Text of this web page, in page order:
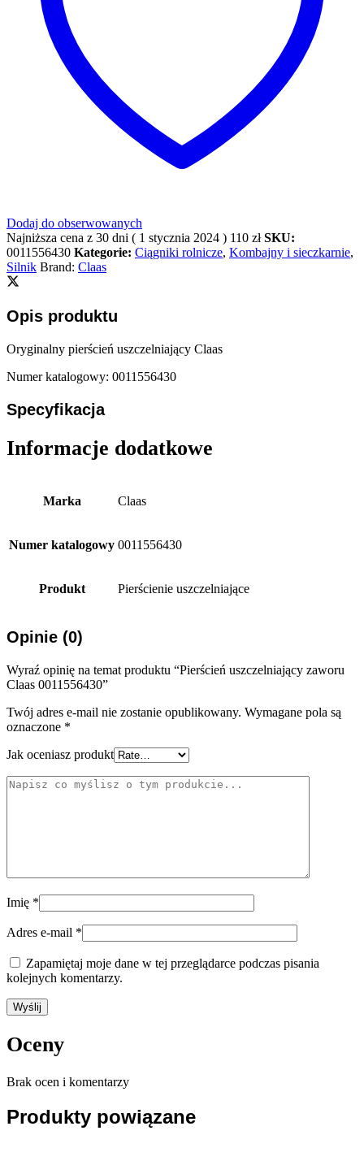
Dodaj do obserwowanych
Najniższa cena z 30 dni ( 1 stycznia 2024 ) 110 zł SKU:
0011556430 Kategorie: Ciągniki rolnicze, Kombajny i sieczkarnie,
Silnik Brand: Claas
Opis produktu
Oryginalny pierścień uszczelniający Claas
Numer katalogowy: 0011556430
Specyfikacja
Informacje dodatkowe
Marka Claas
Numer katalogowy 0011556430
Produkt Pierścienie uszczelniające
Opinie (0)
Wyraź opinię na temat produktu “Pierścień uszczelniający zaworu
Claas 0011556430”
Twój adres e-mail nie zostanie opublikowany. Wymagane pola są
oznaczone *
Jak oceniasz produkt
Imię *
Adres e-mail *
Zapamiętaj moje dane w tej przeglądarce podczas pisania
kolejnych komentarzy.
Oceny
Brak ocen i komentarzy
Produkty powiązane